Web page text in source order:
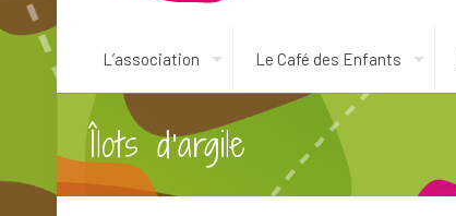
L’association Le Café des Enfants
Îlots d’argile